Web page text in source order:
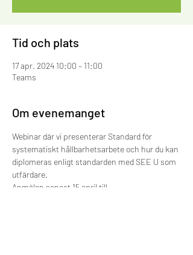
Tid och plats
17 apr. 2024 10:00 – 11:00
Teams
Om evenemanget
Webinar där vi presenterar Standard för
systematiskt hållbarhetsarbete och hur du kan
diplomeras enligt standarden med SEE U som
utfärdare.
Anmälan senast 15 april till